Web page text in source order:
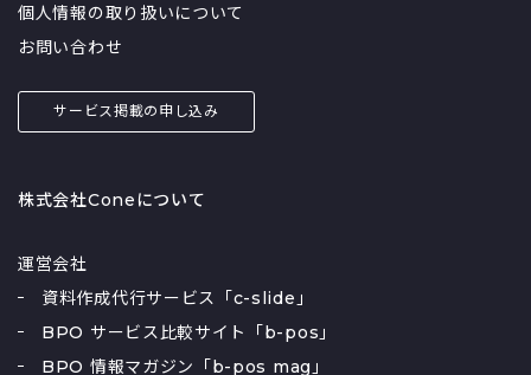
個人情報の取り扱いについて
お問い合わせ
サービス掲載の申し込み
株式会社Coneについて
運営会社
資料作成代行サービス「c-slide」
BPO サービス比較サイト「b-pos」
BPO 情報マガジン「b-pos mag」